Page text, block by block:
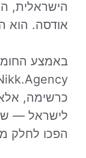
הישראלית,
אודסה. הוא
באמצע
כרשימה,
לישראל —
הפכו לחלק